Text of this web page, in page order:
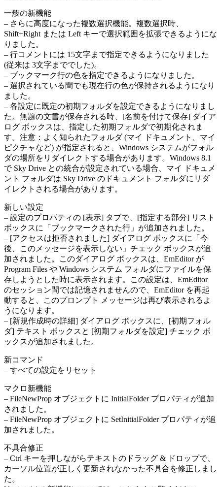
一般の新機能
– さらに高度になった複数選択機能。複数選択時、
Shift+Right または Left キーで選択範囲を拡張できるようにな
りました。
– 行コメントには 15文字まで指定できるようになりました
(従来は 3文字まででした)。
– ブックマーク行の色を指定できるようになりました。
– 選択されている間でも現在行の色が保持されるようになり
ました。
– 各設定に既定の初期フォルダを設定できるようになりまし
た。無題の文書が保存される時、[名前を付けて保存] ダイア
ログ ボックスは、指定した初期フォルダで初期化されま
す。注意：よく知られたフォルダ (マイ ドキュメント、マイ
ピクチャなど) が指定されると、Windows システムがフォル
ダの場所をリダイレクトする場合があります。Windows 8.1
で Sky Drive との統合が設定されている場合、マイ ドキュメ
ント フォルダは Sky Drive のドキュメント フォルダにリダ
イレクトされる場合があります。
新しい設定
– 設定のプロパティの [表示] タブで、[指定する部分] リスト
ボックスに「ブックマークされた行」が追加されました。
– [アクセスは拒否されました] ダイアログ ボックスに「今
後、このメッセージを表示しない」チェック ボックスが追
加されました。このダイアログ ボックスは、EmEditor が
Program Files や Windows システム フォルダにファイルを保
存しようとした時に表示されます。この設定は、EmEditor
のセッション間では記憶されませんので、EmEditor を再起
動すると、このプロンプト メッセージは再び表示されるよ
うになります。
– [新規作成時の詳細] ダイアログ ボックスに、[初期フォル
ダ] テキスト ボックスと [初期フォルダを設定] チェック ボ
ックスが追加されました。
新コマンド
– すべての設定をリセット
マクロ新機能
– FileNewProp オブジェクトに InitialFolder プロパティが追加
されました。
– FileNewProp オブジェクトに SetInitialFolder プロパティが追
加されました。
不具合修正
– Ctrl キーを押しながらテキストのドラッグ & ドロップで、
カーソル位置が正しく更新されなかった不具合を修正しまし
た。